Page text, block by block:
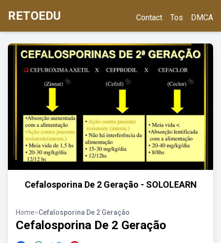
RETOEDU Contact Tos DMCA
Cefalosporina De 2 Geração - SOLOLEARN
Home>Cefalosporina De 2 Geração
Cefalosporina De 2 Geração